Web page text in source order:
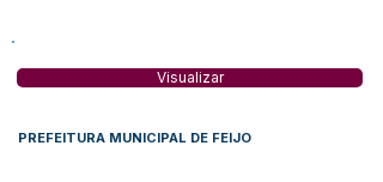
Visualizar
PREFEITURA MUNICIPAL DE FEIJO